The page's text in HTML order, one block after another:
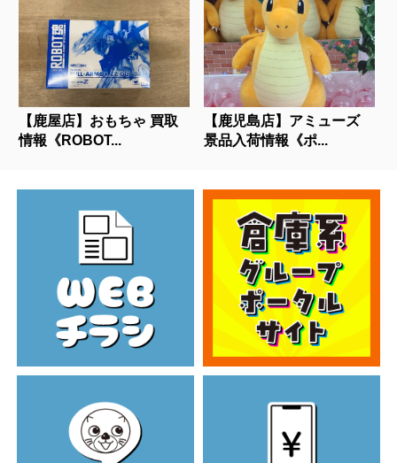
【鹿屋店】おもちゃ 買取
情報《ROBOT...
【鹿児島店】アミューズ
景品入荷情報《ポ...